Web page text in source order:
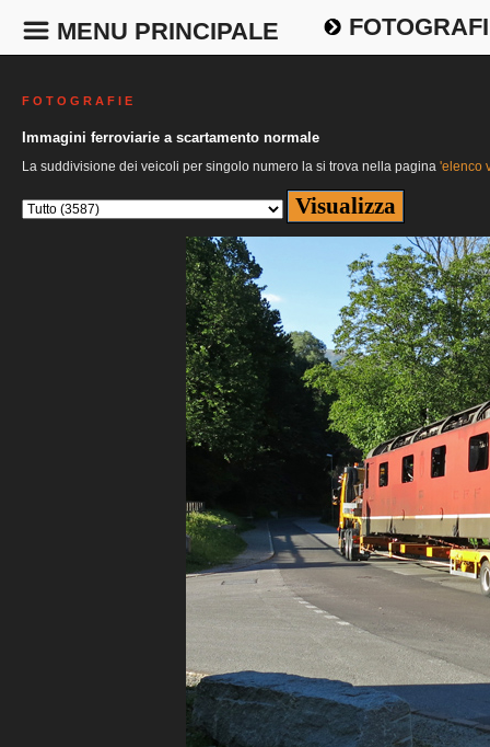
MENU PRINCIPALE
F O T O G R A F I E
Immagini ferroviarie a scartamento normale
La suddivisione dei veicoli per singolo numero la si trova nella pagina 'elenco